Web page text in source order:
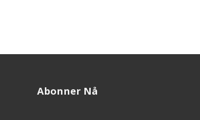
Abonner Nå